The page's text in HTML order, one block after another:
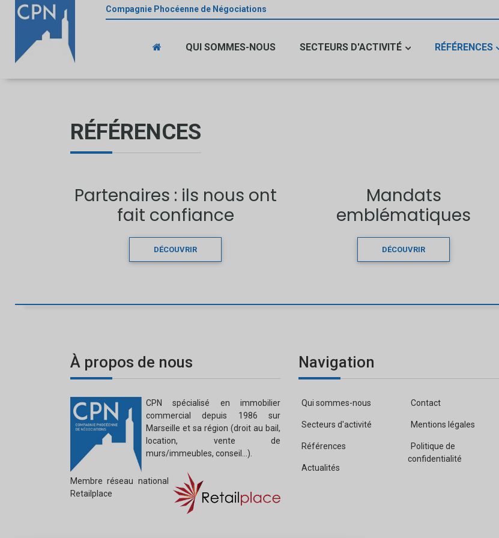
Compagnie Phocéenne de Négociations
QUI SOMMES-NOUS SECTEURS D'ACTIVITÉ RÉFÉRENCES
RÉFÉRENCES
Partenaires : ils nous ont
fait confiance
DÉCOUVRIR
Mandats
emblématiques
DÉCOUVRIR
À propos de nous
CPN spécialisé en immobilier
commercial depuis 1986 sur
Marseille et sa région (droit au bail,
location, vente de
murs/immeubles, conseil…).
Membre réseau national
Retailplace
Navigation
Qui sommes-nous
Secteurs d'activité
Références
Actualités
Contact
Mentions légales
Politique de
confidentialité